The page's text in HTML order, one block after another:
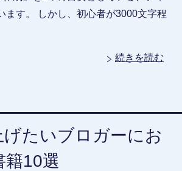
ます。 しかし、初心者が3000文字程
続きを読む
たいブロガーにお
10選